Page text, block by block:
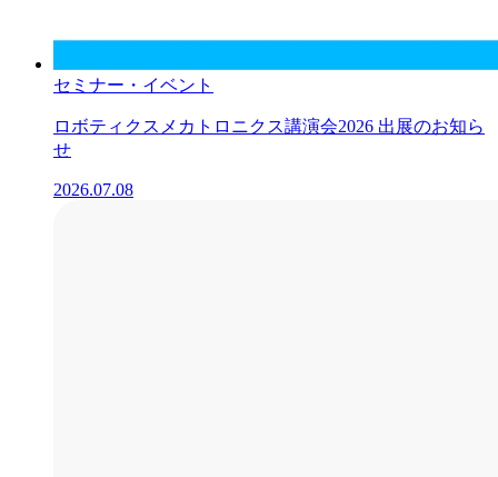
セミナー・イベント
ロボティクスメカトロニクス講演会2026 出展のお知ら
せ
2026.07.08